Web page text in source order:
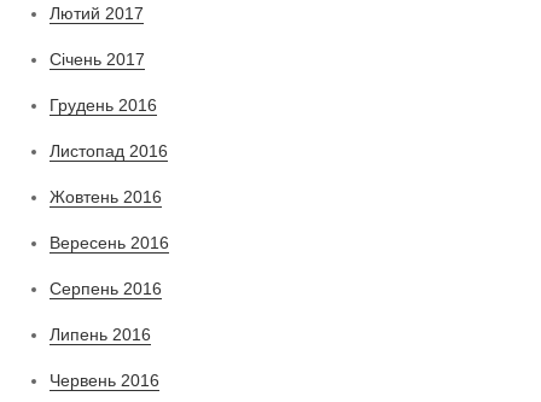
Лютий 2017
Січень 2017
Грудень 2016
Листопад 2016
Жовтень 2016
Вересень 2016
Серпень 2016
Липень 2016
Червень 2016